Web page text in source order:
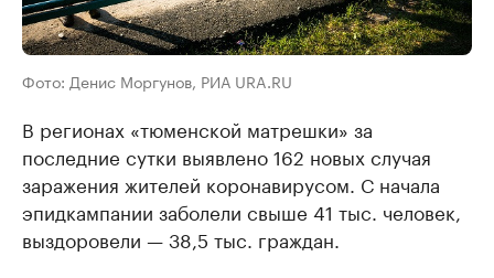
Фото: Денис Моргунов, РИА URA.RU
В регионах «тюменской матрешки» за
последние сутки выявлено 162 новых случая
заражения жителей коронавирусом. С начала
эпидкампании заболели свыше 41 тыс. человек,
выздоровели — 38,5 тыс. граждан.